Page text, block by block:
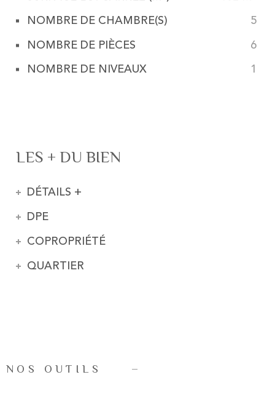
NOMBRE DE CHAMBRE(S) 5
NOMBRE DE PIÈCES 6
NOMBRE DE NIVEAUX 1
LES + DU BIEN
DÉTAILS +
DPE
COPROPRIÉTÉ
QUARTIER
NOS OUTILS